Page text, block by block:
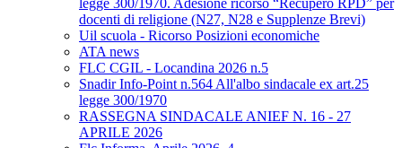
legge 300/1970. Adesione ricorso “Recupero RPD” per
docenti di religione (N27, N28 e Supplenze Brevi)
Uil scuola - Ricorso Posizioni economiche
ATA news
FLC CGIL - Locandina 2026 n.5
Snadir Info-Point n.564 All'albo sindacale ex art.25
legge 300/1970
RASSEGNA SINDACALE ANIEF N. 16 - 27
APRILE 2026